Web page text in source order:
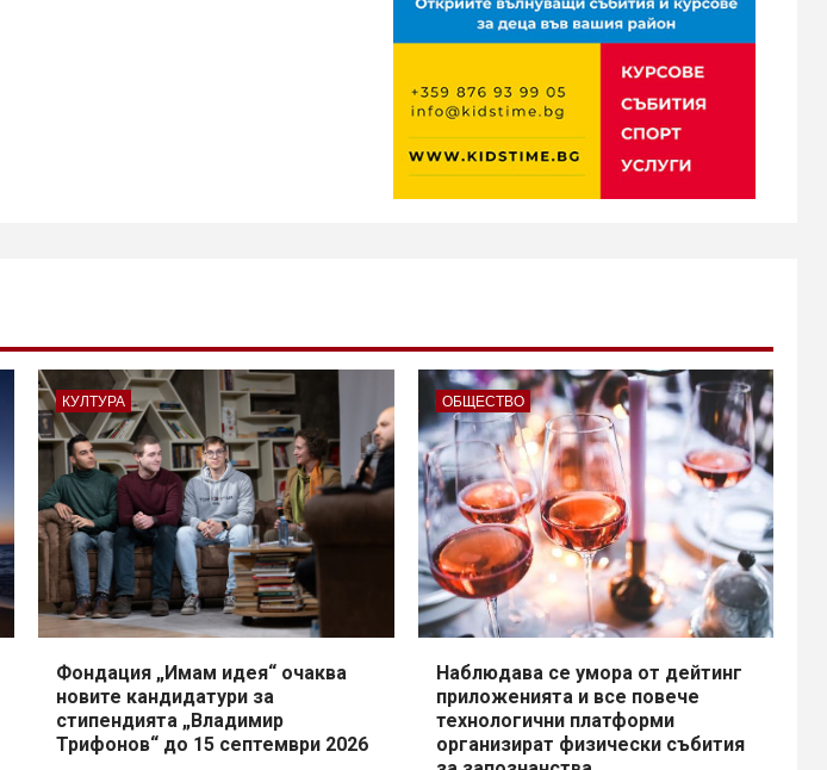
КУЛТУРА
Фондация „Имам идея“ очаква
новите кандидатури за
стипендията „Владимир
Трифонов“ до 15 септември 2026
ОБЩЕСТВО
Наблюдава се умора от дейтинг
приложенията и все повече
технологични платформи
организират физически събития